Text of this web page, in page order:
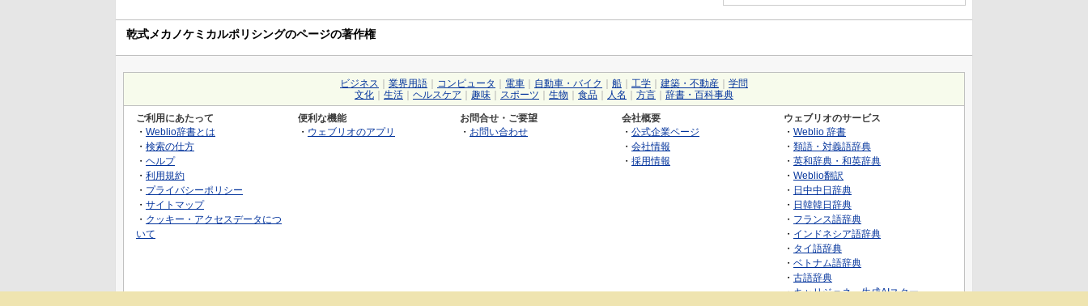
乾式メカノケミカルポリシングのページの著作権
ビジネス 業界用語 コンピュータ 電車 自動車・バイク 船 工学 建築・不動産
学問
文化
生活 ヘルスケア 趣味 スポーツ 生物 食品 人名 方言 辞書・百科事典
ご利用にあたって
・ Weblio辞書とは
・ 検索の仕方
・ ヘルプ
・ 利用規約
・ プライバシーポリシー
・ サイトマップ
・ クッキー・アクセスデータにつ
いて
便利な機能
・ ウェブリオのアプリ
お問合せ・ご要望
・ お問い合わせ
会社概要
・ 公式企業ページ
・ 会社情報
・ 採用情報
ウェブリオのサービス
・ Weblio 辞書
・ 類語・対義語辞典
・ 英和辞典・和英辞典
・ Weblio翻訳
・ 日中中日辞典
・ 日韓韓日辞典
・ フランス語辞典
・ インドネシア語辞典
・ タイ語辞典
・ ベトナム語辞典
・ 古語辞典
・キャリジェネ～生成AIスクー